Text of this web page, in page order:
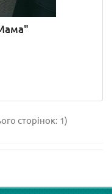
сторінок: 1)